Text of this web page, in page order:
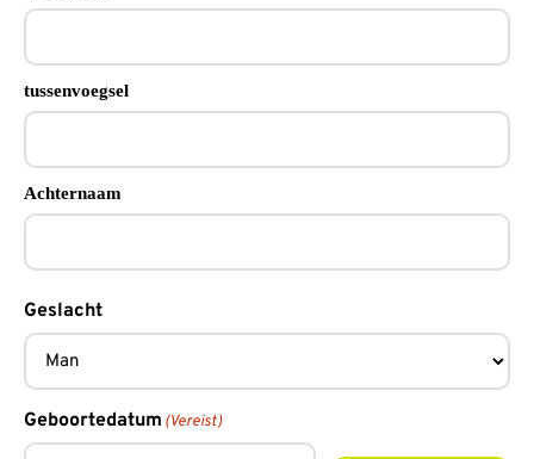
tussenvoegsel
Achternaam
Geslacht
Geboortedatum (Vereist)